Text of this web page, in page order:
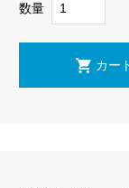
数量